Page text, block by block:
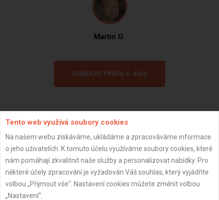
Martin G.
ZOBRAZIT PROFIL Č. 4215
Důležité informace
Naše firmy a řemeslníci
Zpracování a ochrana osobních údajů
Zásady pro používání souborů cookie
Tento web využívá soubory cookies
Na našem webu získáváme, ukládáme a zpracováváme informace
o jeho uživatelích. K tomuto účelu využíváme soubory cookies, které
nám pomáhají zkvalitnit naše služby a personalizovat nabídky. Pro
některé účely zpracování je vyžadován Váš souhlas, který vyjádříte
volbou „Přijmout vše“. Nastavení cookies můžete změnit volbou
„Nastavení“.